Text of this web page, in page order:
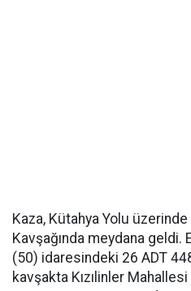
Kaza, Kütahya Yolu
Kavşağında meydana geldi.
(50) idaresindeki 26 ADT
kavşakta Kızılinler